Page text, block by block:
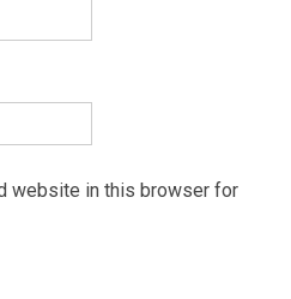
website in this browser for